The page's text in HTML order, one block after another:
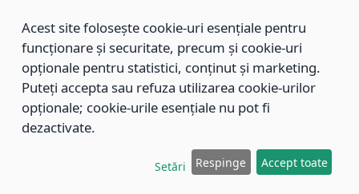
Municipal Braşov situat în str. Dimitrie Anghel nr. 19.
564/29.11.2013
Titlu: Completarea şi modificarea H.C.L. nr. 446/2013,
care s-a aprobat studiul de fundamentare pentru
Acest site folosește cookie-uri esențiale pentru
funcționare și securitate, precum și cookie-uri
opționale pentru statistici, conținut și marketing.
Puteți accepta sau refuza utilizarea cookie-urilor
opționale; cookie-urile esențiale nu pot fi
dezactivate.
Setări Respinge Accept toate